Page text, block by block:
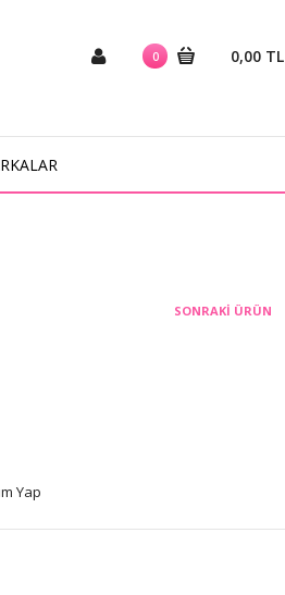
0 0,00 TL
SONRAKI ÜRÜN
Yap